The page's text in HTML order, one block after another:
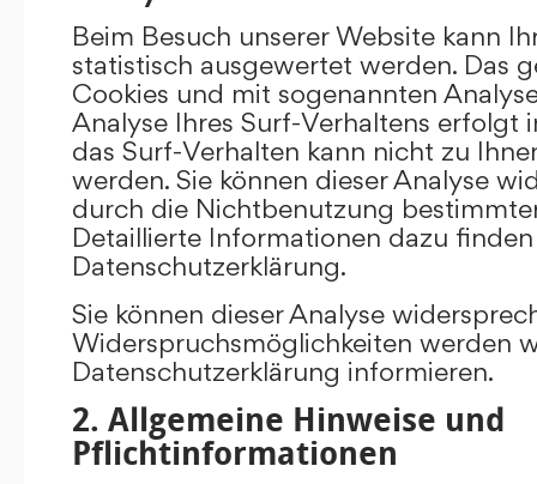
Beim Besuch unserer Website kann
statistisch ausgewertet werden. Das
Cookies und mit sogenannten
Analyse Ihres Surf-Verhaltens erfolgt
das Surf-Verhalten kann nicht zu
werden. Sie können dieser Analyse
durch die Nichtbenutzung
Detaillierte Informationen dazu
Datenschutzerklärung.
Sie können dieser Analyse
Widerspruchsmöglichkeiten werden
Datenschutzerklärung informieren.
2. Allgemeine Hinweise und
Pflichtinformationen